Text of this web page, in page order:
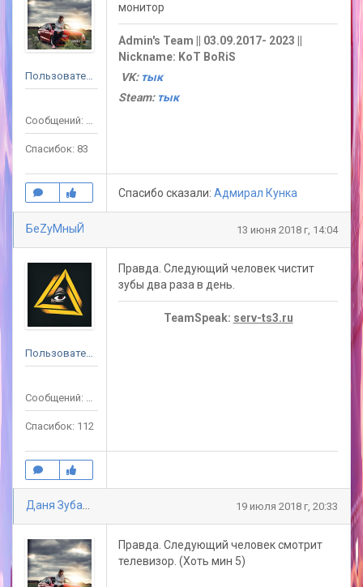
Пользователь
Сообщений: 119
Спасибок: 83
монитор
Admin's Team || 03.09.2017- 2023 ||
Nickname: KoT BoRiS
VK: тык
Steam:тык
Спасибо сказали: Адмирал Кунка
БеZyMныЙ 13 июня 2018 г, 14:04
Пользователь
Сообщений: 164
Спасибок: 112
Правда. Следующий человек чистит
зубы два раза в день.
TeamSpeak: serv-ts3.ru
19 июля 2018 г, 20:33
Правда. Следующий человек смотрит
телевизор. (Хоть мин 5)